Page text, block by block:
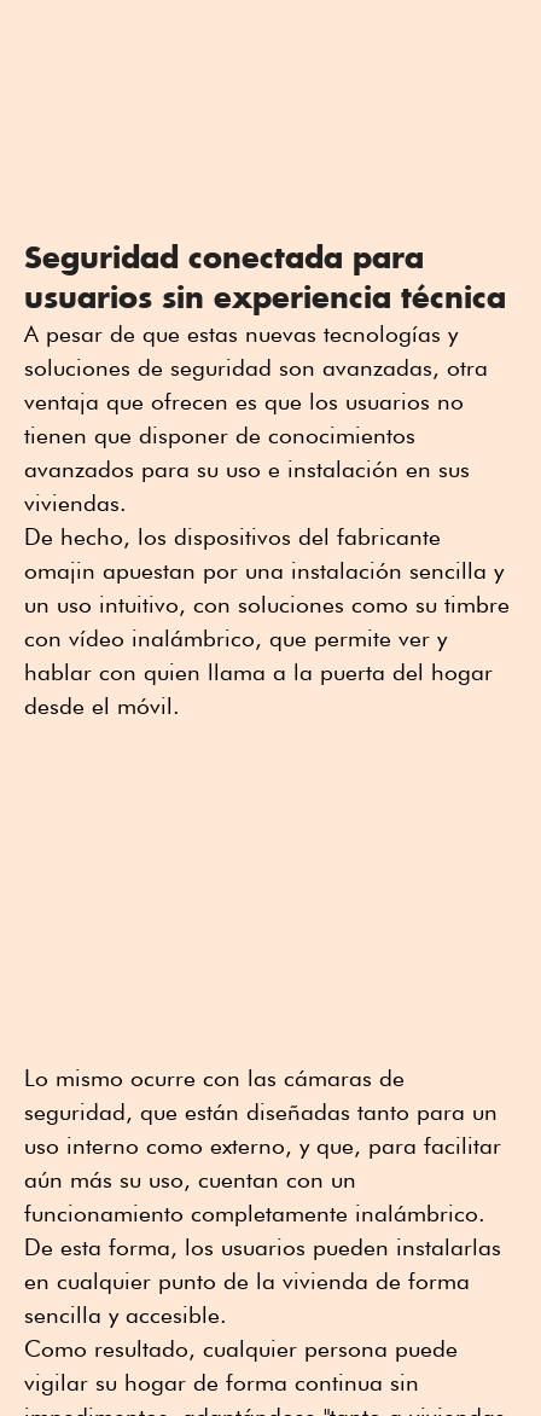
Seguridad conectada para
usuarios sin experiencia técnica
A pesar de que estas nuevas tecnologías y
soluciones de seguridad son avanzadas, otra
ventaja que ofrecen es que los usuarios no
tienen que disponer de conocimientos
avanzados para su uso e instalación en sus
viviendas.
De hecho, los dispositivos del fabricante
omajin apuestan por una instalación sencilla y
un uso intuitivo, con soluciones como su timbre
con vídeo inalámbrico, que permite ver y
hablar con quien llama a la puerta del hogar
desde el móvil.
Lo mismo ocurre con las cámaras de
seguridad, que están diseñadas tanto para un
uso interno como externo, y que, para facilitar
aún más su uso, cuentan con un
funcionamiento completamente inalámbrico.
De esta forma, los usuarios pueden instalarlas
en cualquier punto de la vivienda de forma
sencilla y accesible.
Como resultado, cualquier persona puede
vigilar su hogar de forma continua sin